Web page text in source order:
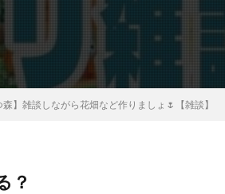
森】雑談しながら花畑など作りましょ🌷【雑談】
？